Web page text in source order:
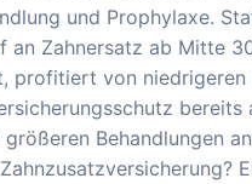
und Prophylaxe.
an Zahnersatz ab Mitte
profitiert von niedrigeren
bereits
Behandlungen